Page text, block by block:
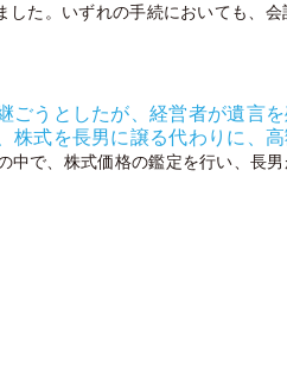
た。いずれの手続においても、会
うとしたが、経営者が遺言
式を長男に譲る代わりに、高
で、株式価格の鑑定を行い、長